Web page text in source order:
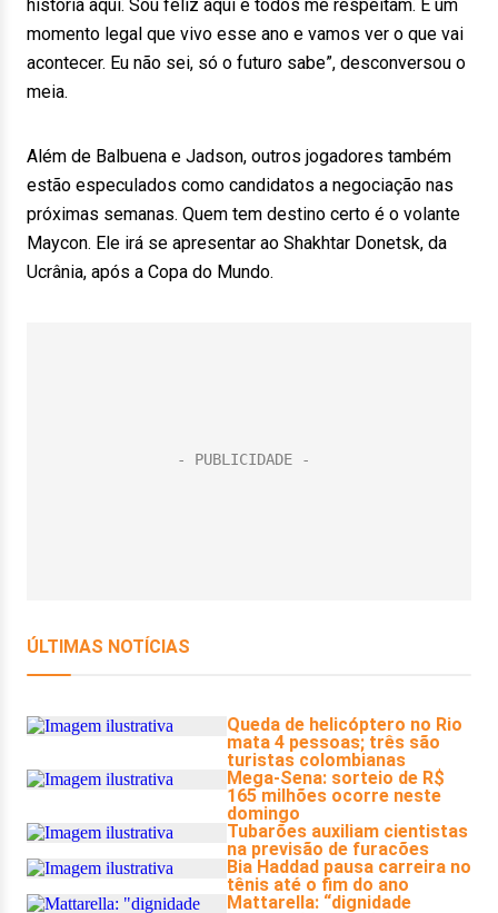
história aqui. Sou feliz aqui e todos me respeitam. É um
momento legal que vivo esse ano e vamos ver o que vai
acontecer. Eu não sei, só o futuro sabe”, desconversou o
meia.
Além de Balbuena e Jadson, outros jogadores também
estão especulados como candidatos a negociação nas
próximas semanas. Quem tem destino certo é o volante
Maycon. Ele irá se apresentar ao Shakhtar Donetsk, da
Ucrânia, após a Copa do Mundo.